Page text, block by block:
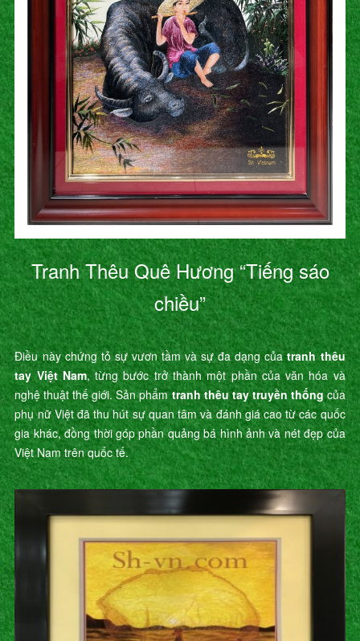
Tranh Thêu Quê Hương “Tiếng sáo
chiều”
Điều này chứng tỏ sự vươn tầm và sự đa dạng củatranh thêu
tay Việt Nam, từng bước trở thành một phần của văn hóa và
nghệ thuật thế giới. Sản phẩmtranh thêu tay truyền thốngcủa
phụ nữ Việt đã thu hút sự quan tâm và đánh giá cao từ các quốc
gia khác, đồng thời góp phần quảng bá hình ảnh và nét đẹp của
Việt Nam trên quốc tế.